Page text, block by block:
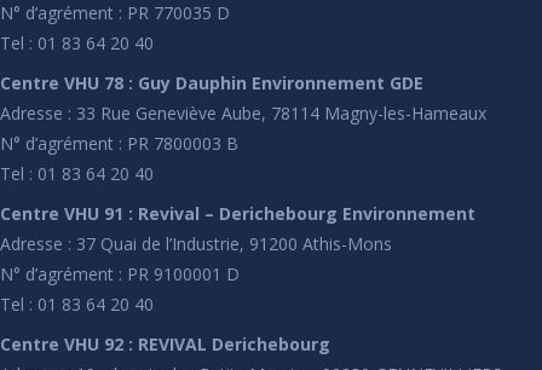
N° d’agrément : PR 770035 D
Tel : 01 83 64 20 40
Centre VHU 78 : Guy Dauphin Environnement GDE
Adresse : 33 Rue Geneviève Aube, 78114 Magny-les-Hameaux
N° d’agrément : PR 7800003 B
Tel : 01 83 64 20 40
Centre VHU 91 : Revival – Derichebourg Environnement
Adresse : 37 Quai de l’Industrie, 91200 Athis-Mons
N° d’agrément : PR 9100001 D
Tel : 01 83 64 20 40
Centre VHU 92 : REVIVAL Derichebourg